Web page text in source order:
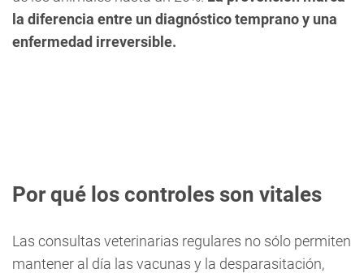
la diferencia entre un diagnóstico temprano y una
enfermedad irreversible.
Por qué los controles son vitales
Las consultas veterinarias regulares no sólo permiten
mantener al día las vacunas y la desparasitación,